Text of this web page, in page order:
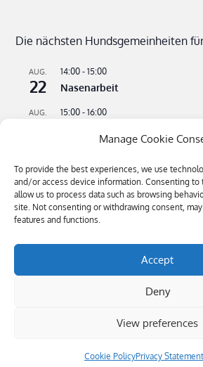
Manage Cookie
To provide the best experiences, we use
and/or access device information. Consenting
allow us to process data such as browsing
site. Not consenting or withdrawing consent,
features and functions.
Accept
Deny
View preferences
Cookie PolicyPrivacy Statement
Die nächsten Hundsgemeinheiten
AUG.
22
14:00 -15:00
Nasenarbeit
AUG. 15:00 -16:00
23 Flusswandern – kühle Pfoten
SEP.
4
16:00- 18:30
Bitte kommen – Kommen auf
Öffnungszeiten: Mi-Sa 9.00-19.00, So
4445884 | Copyright © 2019
All Rights Reserved | Mega Blog